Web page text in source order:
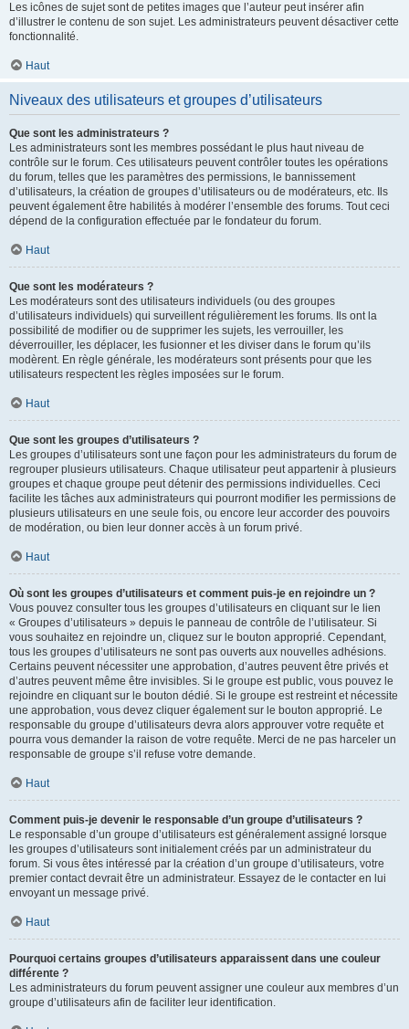
Les icônes de sujet sont de petites images que l’auteur peut insérer afin
d’illustrer le contenu de son sujet. Les administrateurs peuvent désactiver cette
fonctionnalité.
Haut
Niveaux des utilisateurs et groupes d’utilisateurs
Que sont les administrateurs ?
Les administrateurs sont les membres possédant le plus haut niveau de
contrôle sur le forum. Ces utilisateurs peuvent contrôler toutes les opérations
du forum, telles que les paramètres des permissions, le bannissement
d’utilisateurs, la création de groupes d’utilisateurs ou de modérateurs, etc. Ils
peuvent également être habilités à modérer l’ensemble des forums. Tout ceci
dépend de la configuration effectuée par le fondateur du forum.
Haut
Que sont les modérateurs ?
Les modérateurs sont des utilisateurs individuels (ou des groupes
d’utilisateurs individuels) qui surveillent régulièrement les forums. Ils ont la
possibilité de modifier ou de supprimer les sujets, les verrouiller, les
déverrouiller, les déplacer, les fusionner et les diviser dans le forum qu’ils
modèrent. En règle générale, les modérateurs sont présents pour que les
utilisateurs respectent les règles imposées sur le forum.
Haut
Que sont les groupes d’utilisateurs ?
Les groupes d’utilisateurs sont une façon pour les administrateurs du forum de
regrouper plusieurs utilisateurs. Chaque utilisateur peut appartenir à plusieurs
groupes et chaque groupe peut détenir des permissions individuelles. Ceci
facilite les tâches aux administrateurs qui pourront modifier les permissions de
plusieurs utilisateurs en une seule fois, ou encore leur accorder des pouvoirs
de modération, ou bien leur donner accès à un forum privé.
Haut
Où sont les groupes d’utilisateurs et comment puis-je en rejoindre un ?
Vous pouvez consulter tous les groupes d’utilisateurs en cliquant sur le lien
« Groupes d’utilisateurs » depuis le panneau de contrôle de l’utilisateur. Si
vous souhaitez en rejoindre un, cliquez sur le bouton approprié. Cependant,
tous les groupes d’utilisateurs ne sont pas ouverts aux nouvelles adhésions.
Certains peuvent nécessiter une approbation, d’autres peuvent être privés et
d’autres peuvent même être invisibles. Si le groupe est public, vous pouvez le
rejoindre en cliquant sur le bouton dédié. Si le groupe est restreint et nécessite
une approbation, vous devez cliquer également sur le bouton approprié. Le
responsable du groupe d’utilisateurs devra alors approuver votre requête et
pourra vous demander la raison de votre requête. Merci de ne pas harceler un
responsable de groupe s’il refuse votre demande.
Haut
Comment puis-je devenir le responsable d’un groupe d’utilisateurs ?
Le responsable d’un groupe d’utilisateurs est généralement assigné lorsque
les groupes d’utilisateurs sont initialement créés par un administrateur du
forum. Si vous êtes intéressé par la création d’un groupe d’utilisateurs, votre
premier contact devrait être un administrateur. Essayez de le contacter en lui
envoyant un message privé.
Haut
Pourquoi certains groupes d’utilisateurs apparaissent dans une couleur
différente ?
Les administrateurs du forum peuvent assigner une couleur aux membres d’un
groupe d’utilisateurs afin de faciliter leur identification.